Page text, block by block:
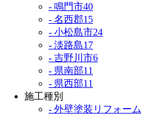
- 鳴門市40
- 名西郡15
- 小松島市24
- 淡路島17
- 吉野川市6
- 県南部11
- 県西部11
施工種別
- 外壁塗装リフォーム